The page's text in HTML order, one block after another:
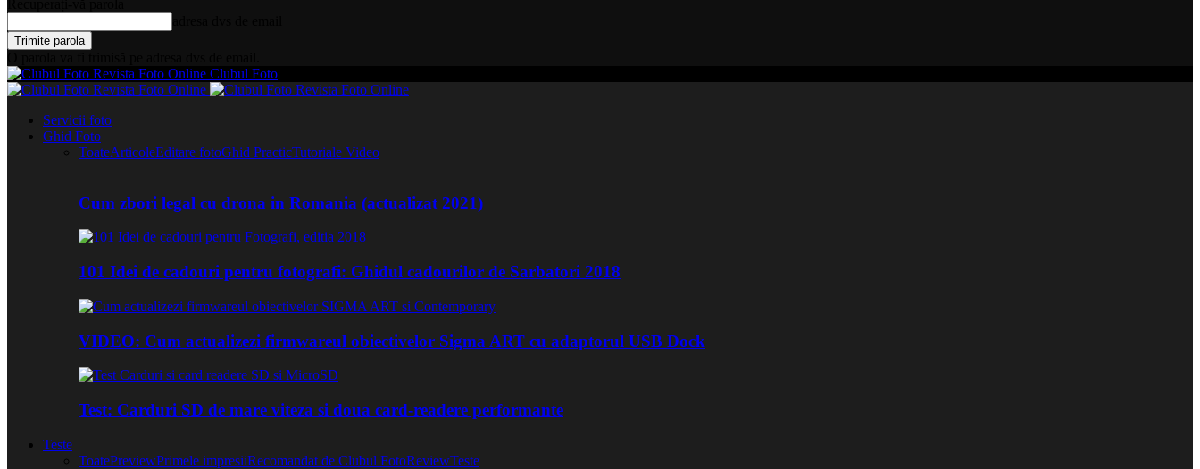
Clubul Foto
Servicii foto
Ghid Foto
ToateArticoleEditare fotoGhid PracticTutoriale Video
Cum zbori legal cu drona in Romania (actualizat 2021)
101 Idei de cadouri pentru fotografi: Ghidul cadourilor de Sarbatori 2018
VIDEO: Cum actualizezi firmwareul obiectivelor Sigma ART cu adaptorul USB Dock
Test: Carduri SD de mare viteza si doua card-readere performante
Teste
ToatePreviewPrimele impresiiRecomandat de Clubul FotoReviewTeste